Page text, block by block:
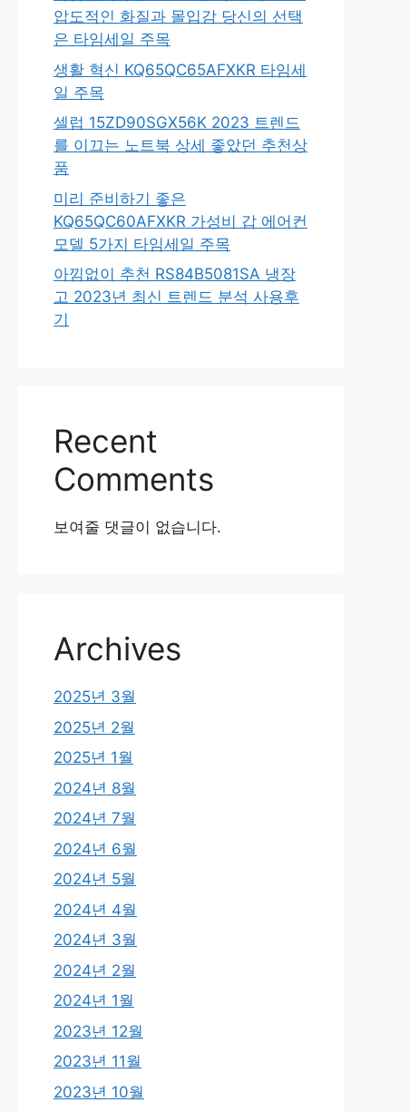
압도적인 화질과 몰입감 당신의 선택
은 타임세일 주목
생활 혁신 KQ65QC65AFXKR 타임세
일 주목
셀럽 15ZD90SGX56K 2023 트렌드
를 이끄는 노트북 상세 좋았던 추천상
품
미리 준비하기 좋은
KQ65QC60AFXKR 가성비 갑 에어컨
모델 5가지 타임세일 주목
아낌없이 추천 RS84B5081SA 냉장
고 2023년 최신 트렌드 분석 사용후
기
Recent
Comments
보여줄 댓글이 없습니다.
Archives
2025년 3월
2025년 2월
2025년 1월
2024년 8월
2024년 7월
2024년 6월
2024년 5월
2024년 4월
2024년 3월
2024년 2월
2024년 1월
2023년 12월
2023년 11월
2023년 10월